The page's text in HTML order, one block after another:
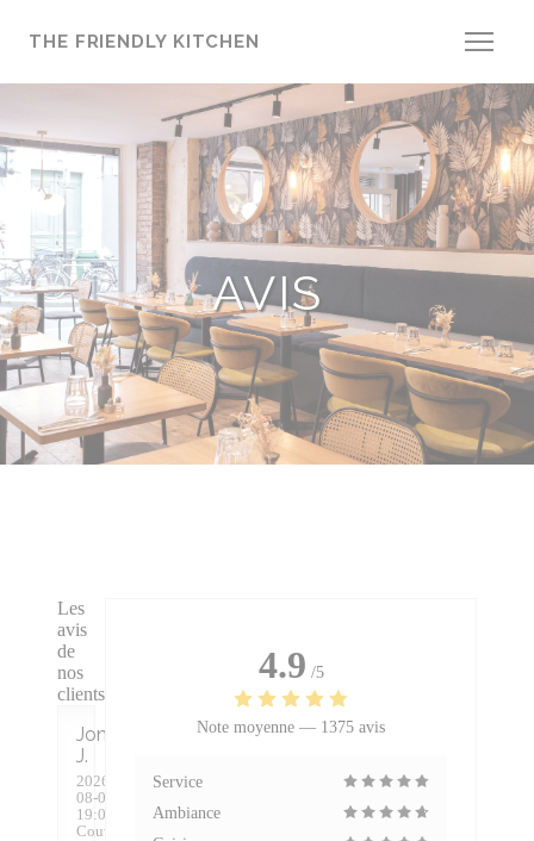
THE FRIENDLY KITCHEN
AVIS
Les
avis
de
nos
clients
Jonathan
J
2026-
08-08
19:00 -
Couverts
4.9 /5
Note moyenne — 1375 avis
Service
Ambiance